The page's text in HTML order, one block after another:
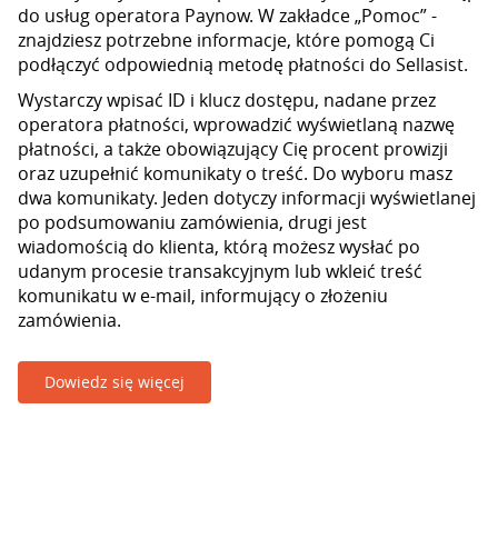
do usług operatora Paynow. W zakładce „Pomoc” -
znajdziesz potrzebne informacje, które pomogą Ci
podłączyć odpowiednią metodę płatności do Sellasist.
Wystarczy wpisać ID i klucz dostępu, nadane przez
operatora płatności, wprowadzić wyświetlaną nazwę
płatności, a także obowiązujący Cię procent prowizji
oraz uzupełnić komunikaty o treść. Do wyboru masz
dwa komunikaty. Jeden dotyczy informacji wyświetlanej
po podsumowaniu zamówienia, drugi jest
wiadomością do klienta, którą możesz wysłać po
udanym procesie transakcyjnym lub wkleić treść
komunikatu w e-mail, informujący o złożeniu
zamówienia.
Dowiedz się więcej